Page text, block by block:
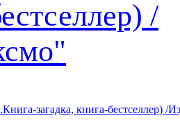
загадка, книга-бестселлер) /